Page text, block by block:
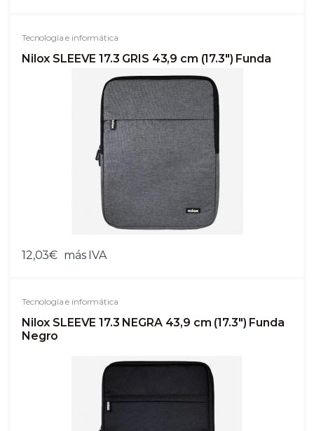
Tecnología e informática
Nilox SLEEVE 17.3 GRIS 43,9 cm (17.3") Funda
12,03€ más IVA
Tecnología e informática
Nilox SLEEVE 17.3 NEGRA 43,9 cm (17.3") Funda
Negro